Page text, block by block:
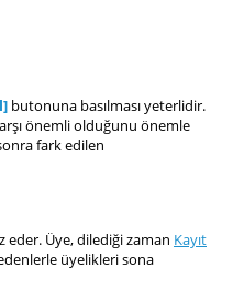
butonuna basılması yeterlidir.
önemli olduğunu önemle
fark edilen
eder. Üye, dilediği zaman Kayıt
üyelikleri sona